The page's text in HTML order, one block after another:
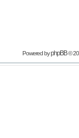
Powered byphpBB©